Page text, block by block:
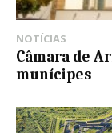
NOTÍCIAS
Câmara de
munícipes